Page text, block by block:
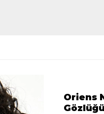
Oriens
Gözlüğü